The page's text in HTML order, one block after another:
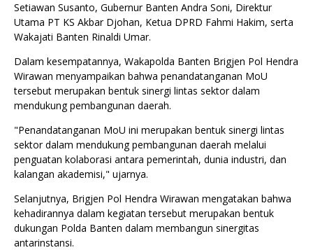
Setiawan Susanto, Gubernur Banten Andra Soni, Direktur
Utama PT KS Akbar Djohan, Ketua DPRD Fahmi Hakim, serta
Wakajati Banten Rinaldi Umar.
Dalam kesempatannya, Wakapolda Banten Brigjen Pol Hendra
Wirawan menyampaikan bahwa penandatanganan MoU
tersebut merupakan bentuk sinergi lintas sektor dalam
mendukung pembangunan daerah.
"Penandatanganan MoU ini merupakan bentuk sinergi lintas
sektor dalam mendukung pembangunan daerah melalui
penguatan kolaborasi antara pemerintah, dunia industri, dan
kalangan akademisi," ujarnya.
Selanjutnya, Brigjen Pol Hendra Wirawan mengatakan bahwa
kehadirannya dalam kegiatan tersebut merupakan bentuk
dukungan Polda Banten dalam membangun sinergitas
antarinstansi.